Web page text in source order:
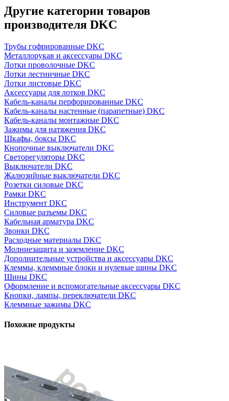
Другие категории товаров
производителя DKC
Трубы гофрированные DKC
Металлорукав и аксессуары DKC
Лотки проволочные DKC
Лотки лестничные DKC
Лотки листовые DKC
Аксессуары для лотков DKC
Кабель-каналы перфорированные DKC
Кабель-каналы настенные (парапетные) DKC
Кабель-каналы монтажные DKC
Зажимы для натяжения DKC
Шкафы, боксы DKC
Кнопочные выключатели DKC
Светорегуляторы DKC
Выключатели DKC
Жалюзийные выключатели DKC
Розетки силовые DKC
Рамки DKC
Инструмент DKC
Силовые разъемы DKC
Кабельная арматура DKC
Звонки DKC
Расходные материалы DKC
Молниезащита и заземление DKC
Дополнительные устройства и аксессуары DKC
Клеммы, клеммные блоки и нулевые шины DKC
Шины DKC
Оформление и вспомогательные аксессуары DKC
Кнопки, лампы, переключатели DKC
Клеммные зажимы DKC
Похожие продукты